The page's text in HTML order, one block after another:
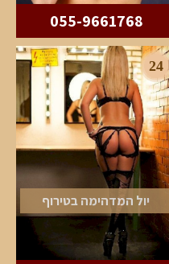
055-9661768
24
יול המדהימה בטירוף